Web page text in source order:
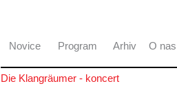
Novice Program Arhiv O nas
Die Klangräumer - koncert